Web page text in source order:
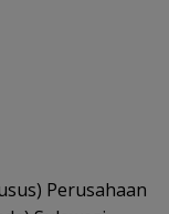
Perusahaan